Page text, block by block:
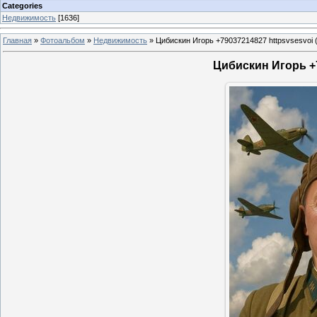
Categories
Недвижимость [1636]
Главная » Фотоальбом » Недвижимость » Цибискин Игорь +79037214827 httpsvsesvoi
Цибискин Игорь